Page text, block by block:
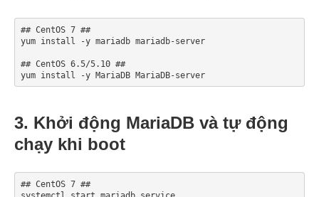
## CentOS 7 ##
yum install -y mariadb mariadb-server
## CentOS 6.5/5.10 ##
yum install -y MariaDB MariaDB-server
3. Khởi động MariaDB và tự động
chạy khi boot
## CentOS 7 ##